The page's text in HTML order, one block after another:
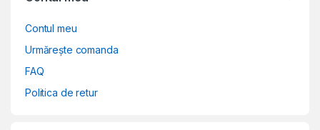
Contul meu
Urmărește comanda
FAQ
Politica de retur